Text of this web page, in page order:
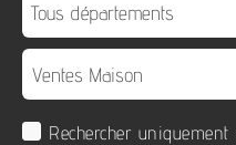
Rechercher